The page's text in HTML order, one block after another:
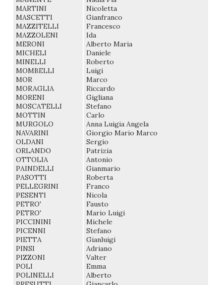
MARTINI
MASCETTI
MAZZITELLI
MAZZOLENI
MERONI
MICHELI
MINELLI
MOMBELLI
MOR
MORAGLIA
MORENI
MOSCATELLI
MOTTIN
MURGOLO
NAVARINI
OLDANI
ORLANDO
OTTOLIA
PAINDELLI
PASOTTI
PELLEGRINI
PESENTI
PETRO'
PETRO'
PICCININI
PICENNI
PIETTA
PINSI
PIZZONI
POLI
POLINELLI
Nicoletta
Gianfranco
Francesco
Ida
Alberto Maria
Daniele
Roberto
Luigi
Marco
Riccardo
Gigliana
Stefano
Carlo
Anna Luigia Angela
Giorgio Mario Marco
Sergio
Patrizia
Antonio
Gianmario
Roberta
Franco
Nicola
Fausto
Mario Luigi
Michele
Stefano
Gianluigi
Adriano
Valter
Emma
Alberto